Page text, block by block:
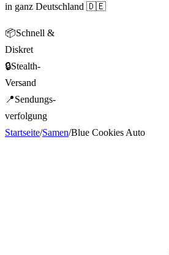
in ganz Deutschland 🇩🇪
📦Schnell &
Diskret
🔒Stealth-
Versand
📍Sendungs-
verfolgung
Startseite/Samen/Blue Cookies Auto